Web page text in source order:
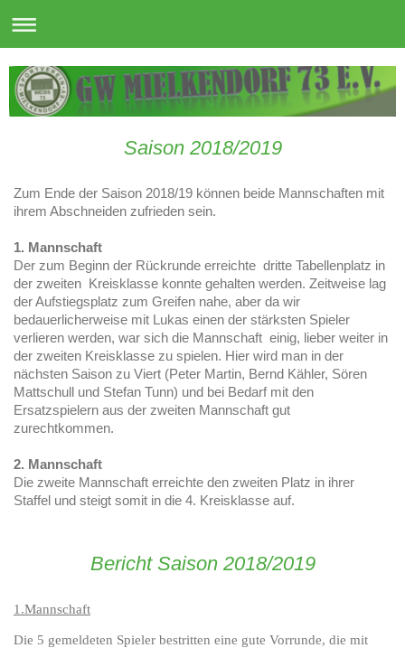
Saison 2018/2019
Zum Ende der Saison 2018/19 können beide Mannschaften mit
ihrem Abschneiden zufrieden sein.
1. Mannschaft
Der zum Beginn der Rückrunde erreichte dritte Tabellenplatz in
der zweiten Kreisklasse konnte gehalten werden. Zeitweise lag
der Aufstiegsplatz zum Greifen nahe, aber da wir
bedauerlicherweise mit Lukas einen der stärksten Spieler
verlieren werden, war sich die Mannschaft einig, lieber weiter in
der zweiten Kreisklasse zu spielen. Hier wird man in der
nächsten Saison zu Viert (Peter Martin, Bernd Kähler, Sören
Mattschull und Stefan Tunn) und bei Bedarf mit den
Ersatzspielern aus der zweiten Mannschaft gut
zurechtkommen.
2. Mannschaft
Die zweite Mannschaft erreichte den zweiten Platz in ihrer
Staffel und steigt somit in die 4. Kreisklasse auf.
Bericht Saison 2018/2019
1.Mannschaft
Die 5 gemeldeten Spieler bestritten eine gute Vorrunde, die mit